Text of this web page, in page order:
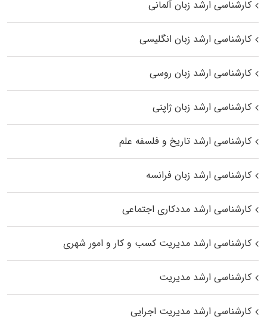
کارشناسی ارشد زبان آلمانی
کارشناسی ارشد زبان انگلیسی
کارشناسی ارشد زبان روسی
کارشناسی ارشد زبان ژاپنی
کارشناسی ارشد تاریخ و فلسفه علم
کارشناسی ارشد زبان فرانسه
کارشناسی ارشد مددکاری اجتماعی
کارشناسی ارشد مدیریت کسب و کار و امور شهری
کارشناسی ارشد مدیریت
کارشناسی ارشد مدیریت اجرایی